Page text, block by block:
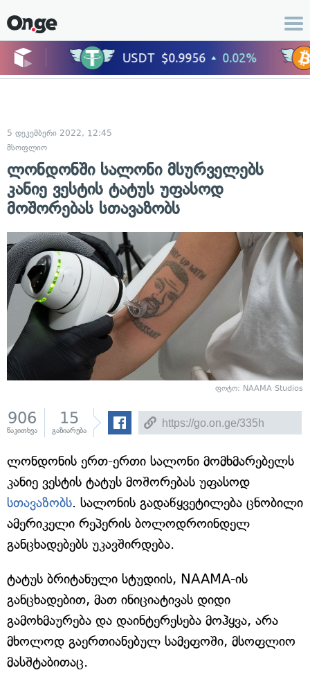
5 დეკემბერი 2022, 12:45
მსოფლიო
ლონდონში სალონი მსურველებს
კანიე ვესტის ტატუს უფასოდ
მოშორებას სთავაზობს
ფოტო: NAAMA Studios
906
წაკითხვა
15
გაზიარება
ლონდონის ერთ-ერთი სალონი მომხმარებელს
კანიე ვესტის ტატუს მოშორებას უფასოდ
სთავაზობს. სალონის გადაწყვეტილება ცნობილი
ამერიკელი რეპერის ბოლოდროინდელ
განცხადებებს უკავშირდება.
ტატუს ბრიტანული სტუდიის, NAAMA-ის
განცხადებით, მათ ინიციატივას დიდი
გამოხმაურება და დაინტერესება მოჰყვა, არა
მხოლოდ გაერთიანებულ სამეფოში, მსოფლიო
მასშტაბითაც.